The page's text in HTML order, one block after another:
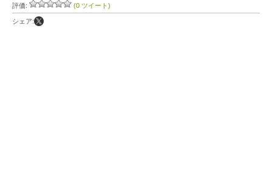
評価: (0 ツイート)
シェア: